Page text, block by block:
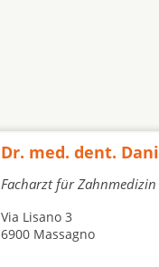
Dr. med. dent.
Facharzt für Zahnmedizin
Via Lisano 3
6900 Massagno